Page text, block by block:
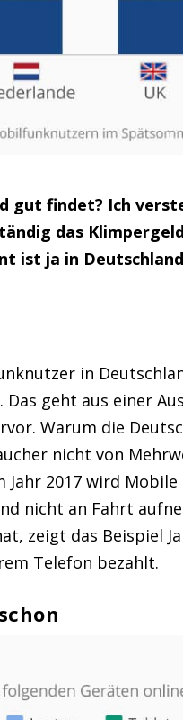
gut findet? Ich
das
ist ja in
in
geht aus einer
Warum die
nicht von
Jahr 2017 wird
nicht an Fahrt
zeigt das Beispiel
Telefon bezahlt.